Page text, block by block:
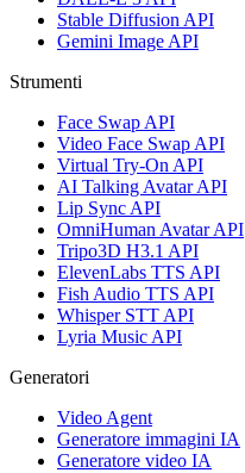
Stable Diffusion API
Gemini Image API
Strumenti
Face Swap API
Video Face Swap API
Virtual Try-On API
AI Talking Avatar API
Lip Sync API
OmniHuman Avatar API
Tripo3D H3.1 API
ElevenLabs TTS API
Fish Audio TTS API
Whisper STT API
Lyria Music API
Generatori
Video Agent
Generatore immagini IA
Generatore video IA